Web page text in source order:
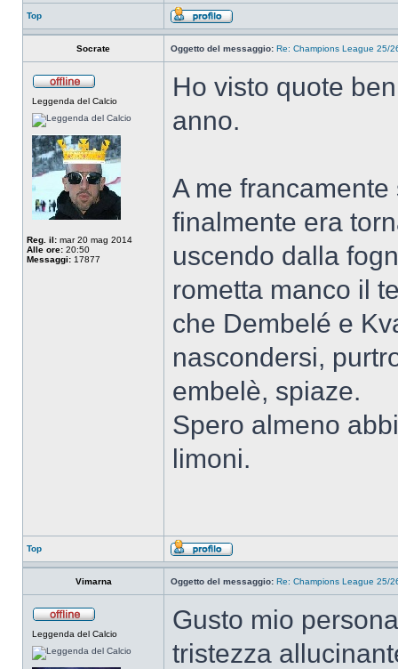
Top
Socrate Oggetto del messaggio: Re: Champions League 25/
Leggenda del Calcio
Reg. il: mar 20 mag 2014
Alle ore: 20:50
Messaggi: 17877
Ho visto quote
anno.
A me
finalmente era
uscendo dalla
rometta manco il
che Dembelé e
nascondersi,
embelè, spiaze.
Spero almeno
limoni.
Top
Vimarna Oggetto del messaggio: Re: Champions League 25/
Leggenda del Calcio
Gusto mio
tristezza